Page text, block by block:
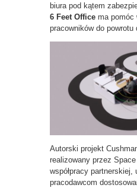
biura pod kątem
6 Feet Office ma pomóc
pracowników do powrotu
Autorski projekt
realizowany przez
współpracy partnerskiej,
pracodawcom